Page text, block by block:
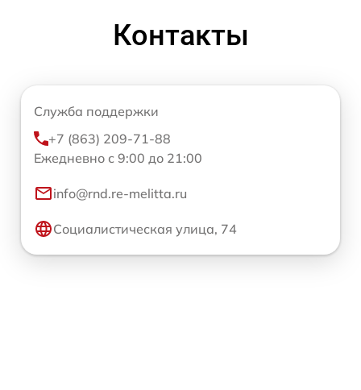
Контакты
Служба поддержки
+7 (863) 209-71-88
Ежедневно с 9:00 до 21:00
info@rnd.re-melitta.ru
Социалистическая улица, 74